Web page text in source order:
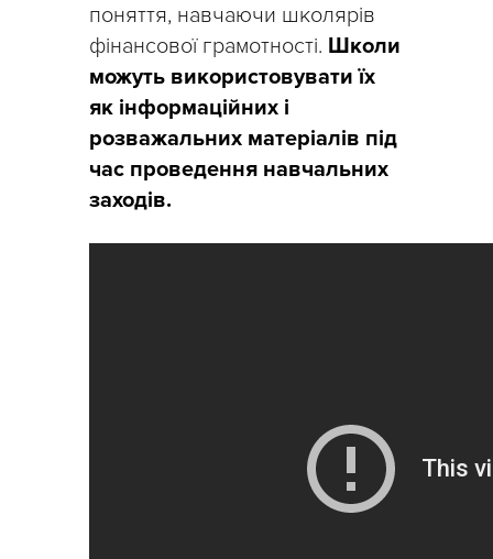
поняття, навчаючи школярів
фінансової грамотності. Школи
можуть використовувати їх
як інформаційних і
розважальних матеріалів під
час проведення навчальних
заходів.